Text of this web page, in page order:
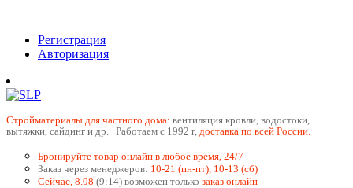
Регистрация
Авторизация
Cтройматериалы для частного дома: вентиляция кровли, водостоки,
вытяжки, сайдинг и др. Работаем с 1992 г, доставка по всей России.
Бронируйте товар онлайн в любое время, 24/7
Заказ через менеджеров: 10-21 (пн-пт), 10-13 (сб)
Сейчас, 8.08 (9:14) возможен только заказ онлайн